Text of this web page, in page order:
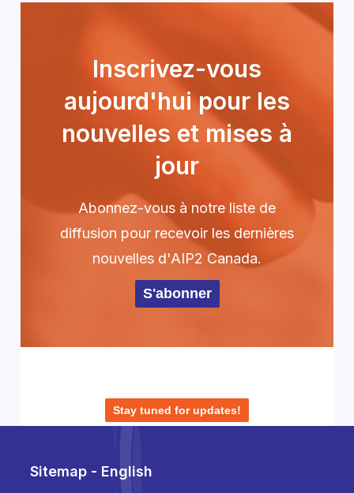
Inscrivez-vous
aujourd'hui pour les
nouvelles et mises à
jour
Abonnez-vous à notre liste de
diffusion pour recevoir les dernières
nouvelles d'AIP2 Canada.
S'abonner
Stay tuned for updates!
Sitemap - English